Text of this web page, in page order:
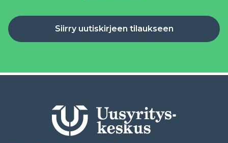
Siirry uutiskirjeen tilaukseen